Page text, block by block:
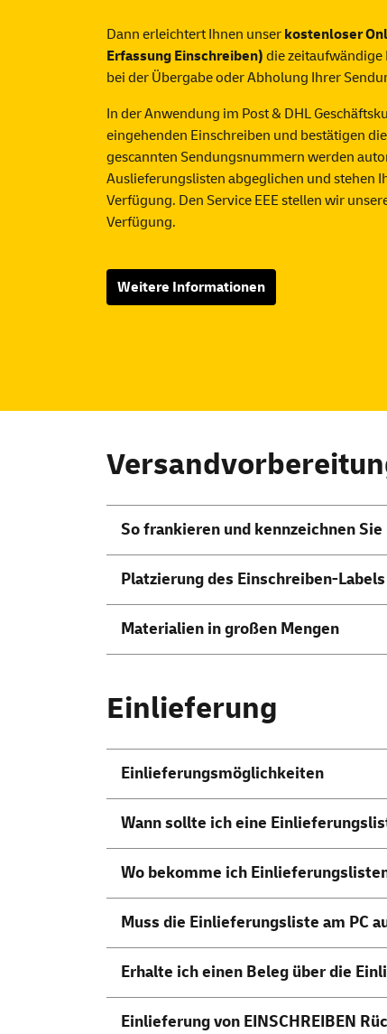
Dann erleichtert Ihnen unser kostenloser
Erfassung Einschreiben) die
bei der Übergabe oder Abholung Ihrer
In der Anwendung im Post & DHL
eingehenden Einschreiben und bestätigen
gescannten Sendungsnummern werden
Auslieferungslisten abgeglichen und stehen
Verfügung. Den Service EEE stellen wir
Verfügung.
Weitere Informationen
So frankieren und kennzeichnen
Platzierung des Einschreiben-Labels
Materialien in großen Mengen
Einlieferung
Einlieferungsmöglichkeiten
Wann sollte ich eine
Wo bekomme ich
Muss die Einlieferungsliste am PC
Erhalte ich einen Beleg über die
Einlieferung von EINSCHREIBEN